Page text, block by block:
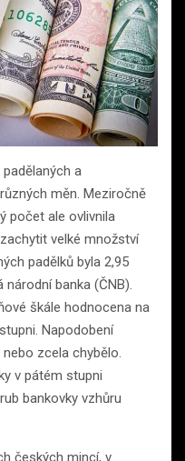
a
měn. Meziročně
počet ale ovlivnila
velké množství
padělků byla 2,95
banka (ČNB).
škále hodnocena na
Napodobení
zcela chybělo.
v pátém stupni
bankovky vzhůru
českých mincí, v